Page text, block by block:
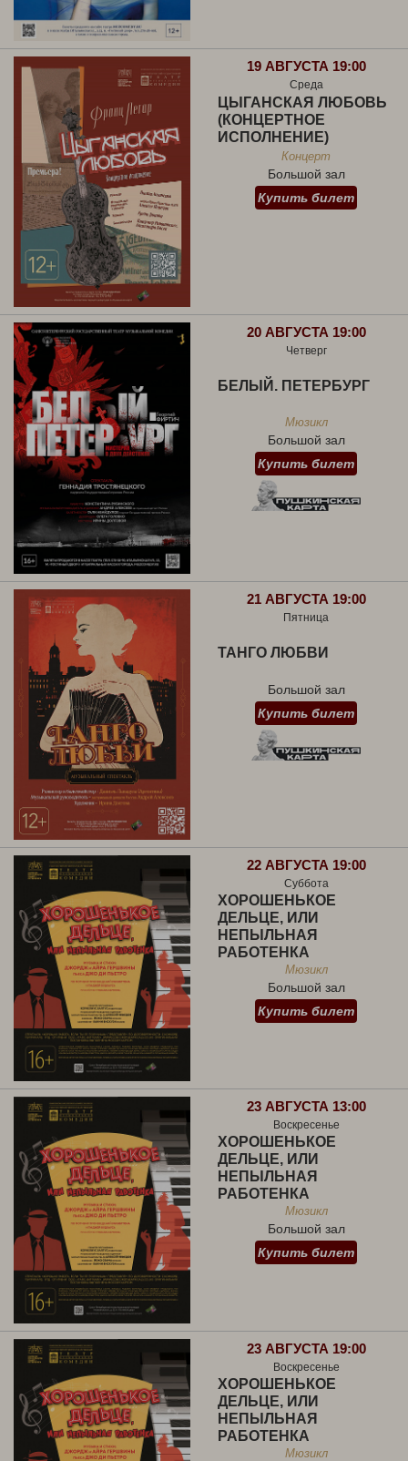
19 АВГУСТА 19:00
Среда
ЦЫГАНСКАЯ ЛЮБОВЬ
(КОНЦЕРТНОЕ
ИСПОЛНЕНИЕ)
Концерт
Большой зал
Купить билет
20 АВГУСТА 19:00
Четверг
БЕЛЫЙ. ПЕТЕРБУРГ
Мюзикл
Большой зал
Купить билет
21 АВГУСТА 19:00
Пятница
ТАНГО ЛЮБВИ
Большой зал
Купить билет
22 АВГУСТА 19:00
Суббота
ХОРОШЕНЬКОЕ
ДЕЛЬЦЕ, ИЛИ
НЕПЫЛЬНАЯ
РАБОТЕНКА
Мюзикл
Большой зал
Купить билет
23 АВГУСТА 13:00
Воскресенье
ХОРОШЕНЬКОЕ
ДЕЛЬЦЕ, ИЛИ
НЕПЫЛЬНАЯ
РАБОТЕНКА
Мюзикл
Большой зал
Купить билет
23 АВГУСТА 19:00
Воскресенье
ХОРОШЕНЬКОЕ
ДЕЛЬЦЕ, ИЛИ
НЕПЫЛЬНАЯ
РАБОТЕНКА
Мюзикл